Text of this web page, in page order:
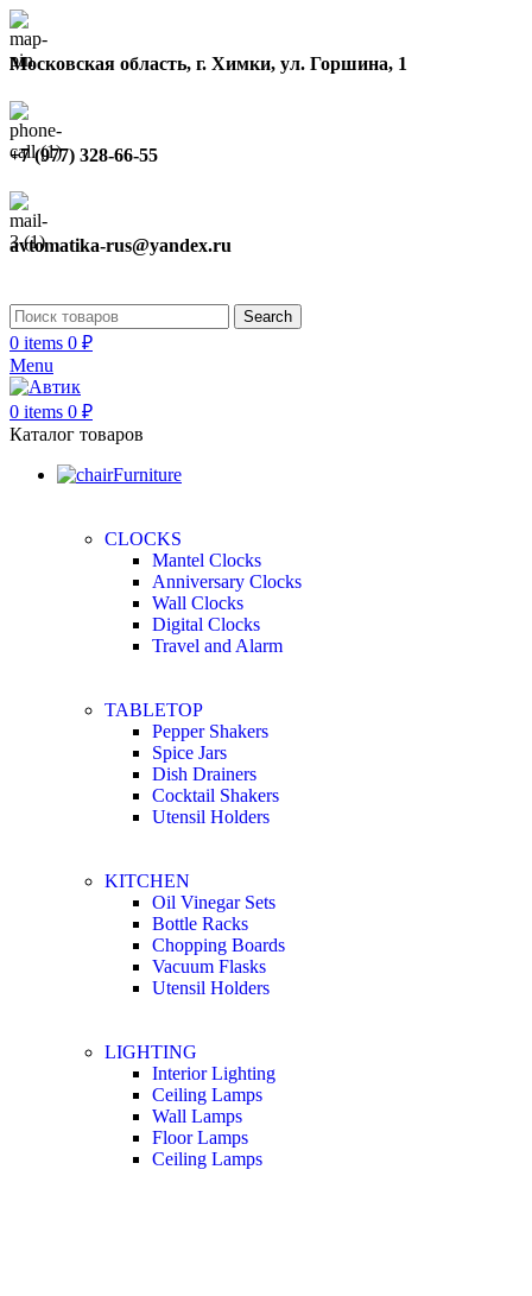
Московская область, г. Химки, ул. Горшина, 1
+7 (977) 328-66-55
avtomatika-rus@yandex.ru
Search
0 items 0 ₽
Menu
0 items 0 ₽
Каталог товаров
Furniture
CLOCKS
Mantel Clocks
Anniversary Clocks
Wall Clocks
Digital Clocks
Travel and Alarm
TABLETOP
Pepper Shakers
Spice Jars
Dish Drainers
Сocktail Shakers
Utensil Holders
KITCHEN
Oil Vinegar Sets
Bottle Racks
Chopping Boards
Vacuum Flasks
Utensil Holders
LIGHTING
Interior Lighting
Ceiling Lamps
Wall Lamps
Floor Lamps
Ceiling Lamps